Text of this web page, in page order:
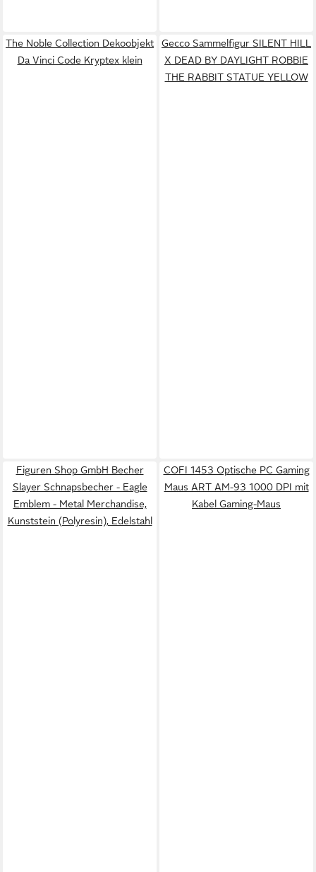
The Noble Collection Dekoobjekt
Da Vinci Code Kryptex klein
Gecco Sammelfigur SILENT HILL
X DEAD BY DAYLIGHT ROBBIE
THE RABBIT STATUE YELLOW
Figuren Shop GmbH Becher
Slayer Schnapsbecher - Eagle
Emblem - Metal Merchandise,
Kunststein (Polyresin), Edelstahl
COFI 1453 Optische PC Gaming
Maus ART AM-93 1000 DPI mit
Kabel Gaming-Maus